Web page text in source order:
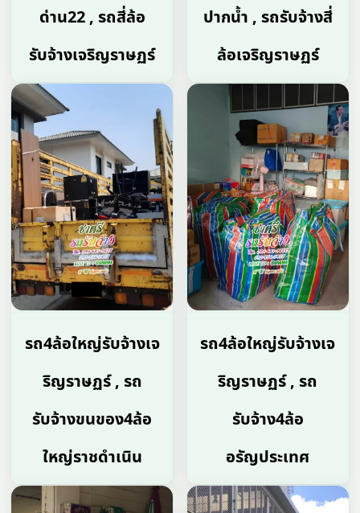
ด่าน22 , รถสี่ล้อ
รับจ้างเจริญราษฏร์
ปากน้ำ , รถรับจ้างสี่
ล้อเจริญราษฏร์
รถ4ล้อใหญ่รับจ้างเจ
ริญราษฏร์ , รถ
รับจ้างขนของ4ล้อ
ใหญ่ราชดำเนิน
รถ4ล้อใหญ่รับจ้างเจ
ริญราษฏร์ , รถ
รับจ้าง4ล้อ
อรัญประเทศ